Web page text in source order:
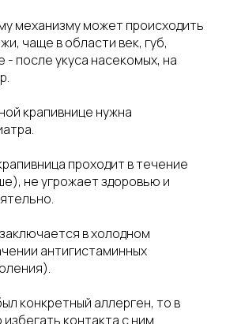
механизму может происходить
чаще в области век, губ,
после укуса насекомых, на
крапивнице нужна
проходит в течение
не угрожает здоровью и
в холодном
антигистаминных
конкретный аллерген, то в
контакта с ним